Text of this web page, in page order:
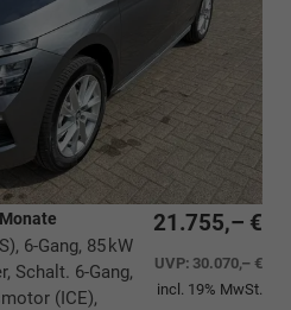
21.755,– €
UVP: 30.070,– €
incl. 19% MwSt.
6-Gang, 85 kW
Schalt. 6-Gang,
(ICE),